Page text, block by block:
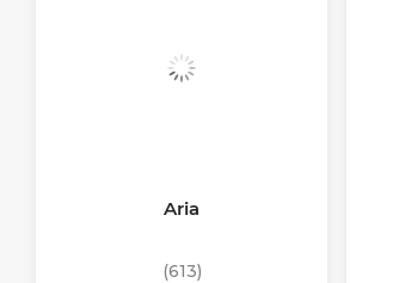
Aria
(613)